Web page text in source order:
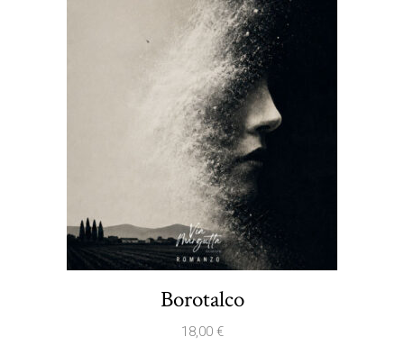
Borotalco
18,00 €